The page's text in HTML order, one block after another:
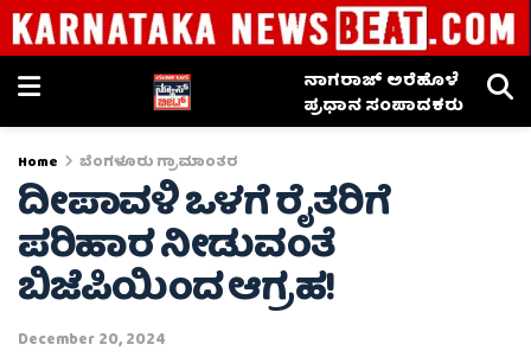
ನಾಗರಾಜ್ ಅರೆಹೊಳೆ
ಪ್ರಧಾನ ಸಂಪಾದಕರು
Home ಬೆಂಗಳೂರು ಗ್ರಾಮಾಂತರ
ದೀಪಾವಳಿ ಒಳಗೆ ರೈತರಿಗೆ
ಪರಿಹಾರ ನೀಡುವಂತೆ
ಬಿಜೆಪಿಯಿಂದ ಆಗ್ರಹ!
December 20, 2024